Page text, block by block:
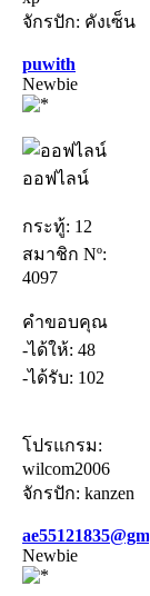
จักรปัก: คังเซ็น
puwith
Newbie
ออฟไลน์
กระทู้: 12
สมาชิก Nº:
4097
คำขอบคุณ
-ได้ให้: 48
-ได้รับ: 102
โปรแกรม:
wilcom2006
จักรปัก: kanzen
Newbie